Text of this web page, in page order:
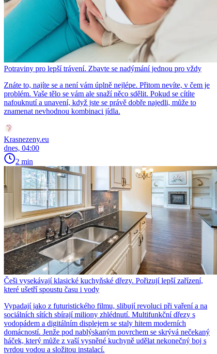
Potraviny pro lepší trávení. Zbavte se nadýmání jednou pro vždy
Znáte to, najíte se a není vám úplně nejlépe. Přitom nevíte, v čem je
problém. Vaše tělo se vám ale snaží něco sdělit. Pokud se cítíte
nafouknutí a unavení, když jste se právě dobře najedli, může to
znamenat nevhodnou kombinaci jídla.
Krasnezeny.eu
dnes, 04:00
2 min
Češi vysekávají klasické kuchyňské dřezy. Pořizují lepší zařízení,
které ušetří spoustu času i vody
Vypadají jako z futuristického filmu, slibují revoluci při vaření a na
sociálních sítích sbírají miliony zhlédnutí. Multifunkční dřezy s
vodopádem a digitálním displejem se staly hitem moderních
domácností. Jenže pod nablýskaným povrchem se skrývá nečekaný
háček, který může z vaší vysněné kuchyně udělat nekonečný boj s
tvrdou vodou a složitou instalací.